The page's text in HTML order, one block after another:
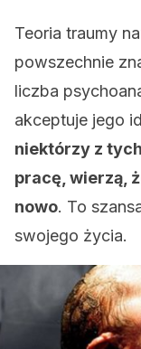
Teoria traumy
powszechnie
liczba
akceptuje jego
niektórzy z
pracę, wierzą,
nowo. To
swojego życia.